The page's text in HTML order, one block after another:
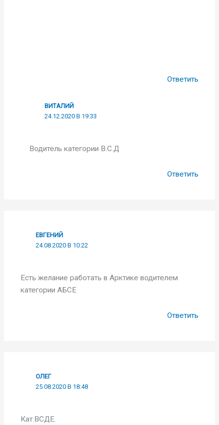
Ответить
ВИТАЛИЙ
24.12.2020 В 19:33
Водитель категории В.С.Д
Ответить
ЕВГЕНИЙ
24.08.2020 В 10:22
Есть желание работать в Арктике водителем
категории АБСЕ
Ответить
ОЛЕГ
25.08.2020 В 18:48
Кат.ВСДЕ.